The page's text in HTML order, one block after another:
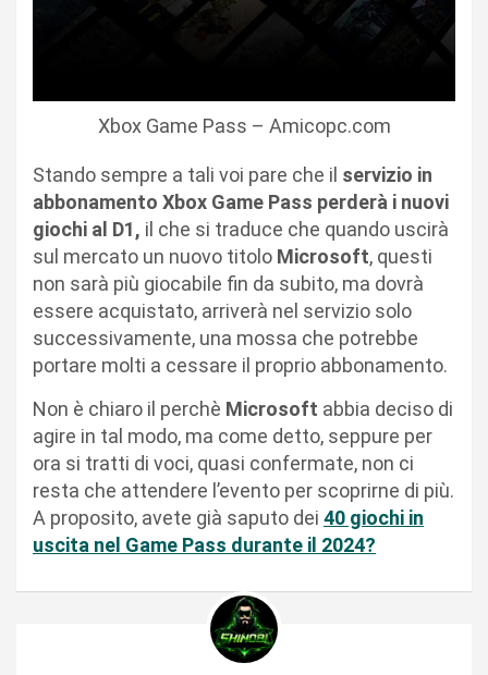
Xbox Game Pass – Amicopc.com
Stando sempre a tali voi pare che il servizio in
abbonamento Xbox Game Pass perderà i nuovi
giochi al D1, il che si traduce che quando uscirà
sul mercato un nuovo titolo Microsoft, questi
non sarà più giocabile fin da subito, ma dovrà
essere acquistato, arriverà nel servizio solo
successivamente, una mossa che potrebbe
portare molti a cessare il proprio abbonamento.
Non è chiaro il perchè Microsoft abbia deciso di
agire in tal modo, ma come detto, seppure per
ora si tratti di voci, quasi confermate, non ci
resta che attendere l’evento per scoprirne di più.
A proposito, avete già saputo dei 40 giochi in
uscita nel Game Pass durante il 2024?